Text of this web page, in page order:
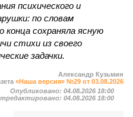
психического и
по словам
конца сохраняла ясную
стихи из своего
задачки.
Александр Кузьмин
«Наша версия» №29 от 03.08.2026
Опубликовано: 04.08.2026 18:00
04.08.2026 18:00